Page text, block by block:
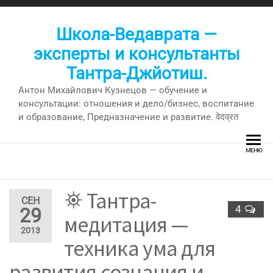
Перейти
Школа-Ведаврата —
эксперты и консультанты
Тантра-Джйотиш.
Антон Михайлович Кузнецов — обучение и
консультации: отношения и дело/бизнес, воспитание
и образование, Предназначение и развитие. वेदव्रत
МЕНЮ
СЕН
29
2013
4
⛯ Тантра-
медитация —
техника ума для